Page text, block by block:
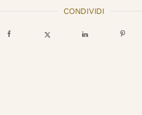
CONDIVIDI